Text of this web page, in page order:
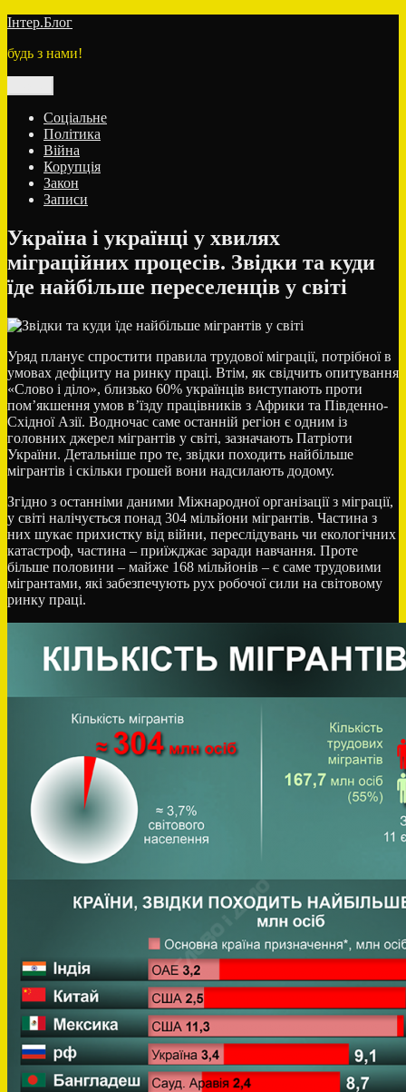
Перейти
вмісту
Інтер.Блог
будь з нами!
Соціальне
Політика
Війна
Корупція
Закон
Записи
Україна і українці у хвилях
міграційних процесів. Звідки та куди
їде найбільше переселенців у світі
Уряд планує спростити правила трудової міграції, потрібної в
умовах дефіциту на ринку праці. Втім, як свідчить опитування
«Слово і діло», близько 60% українців виступають проти
пом’якшення умов в’їзду працівників з Африки та Південно-
Східної Азії. Водночас саме останній регіон є одним із
головних джерел мігрантів у світі, зазначають Патріоти
України. Детальніше про те, звідки походить найбільше
мігрантів і скільки грошей вони надсилають додому.
Згідно з останніми даними Міжнародної організації з міграції,
у світі налічується понад 304 мільйони мігрантів. Частина з
них шукає прихистку від війни, переслідувань чи екологічних
катастроф, частина – приїжджає заради навчання. Проте
більше половини – майже 168 мільйонів – є саме трудовими
мігрантами, які забезпечують рух робочої сили на світовому
ринку праці.